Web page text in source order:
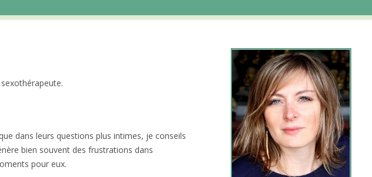
dans leurs questions plus intimes, je conseils
bien souvent des frustrations dans
pour eux.